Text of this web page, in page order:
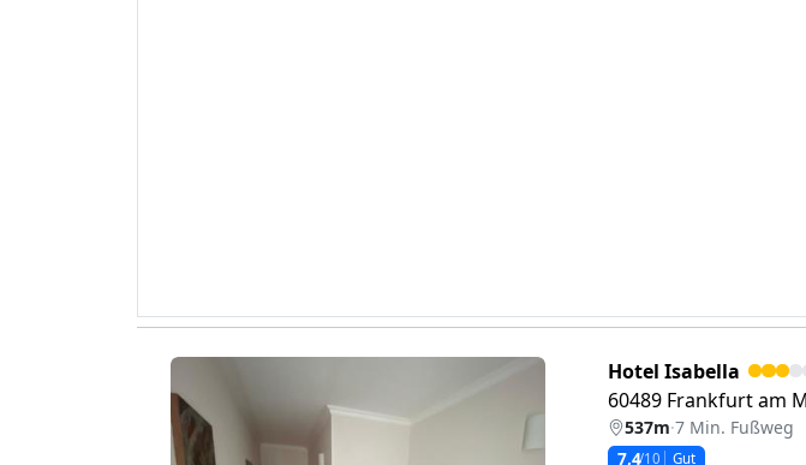
Hotel Isabella
60489 Frankfurt am
537m·7 Min. Fußweg
7,4/10 Gut